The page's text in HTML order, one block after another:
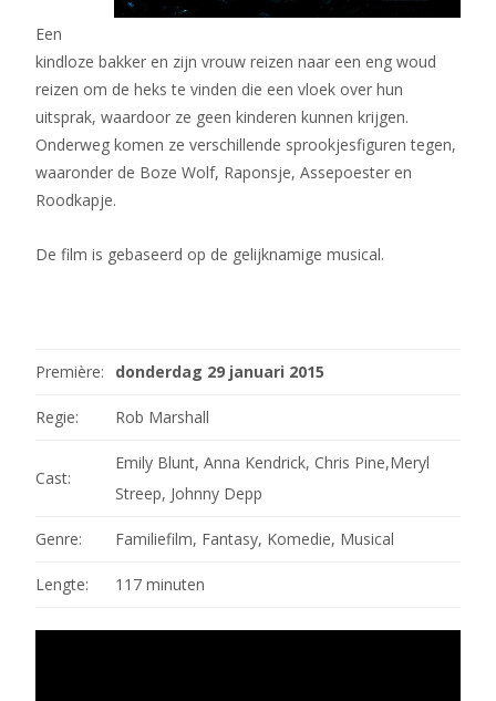
Een
kindloze bakker en zijn vrouw reizen naar een eng woud
reizen om de heks te vinden die een vloek over hun
uitsprak, waardoor ze geen kinderen kunnen krijgen.
Onderweg komen ze verschillende sprookjesfiguren tegen,
waaronder de Boze Wolf, Raponsje, Assepoester en
Roodkapje.
De film is gebaseerd op de gelijknamige musical.
Première: donderdag 29 januari 2015
Regie: Rob Marshall
Cast:
Emily Blunt, Anna Kendrick, Chris Pine,Meryl
Streep, Johnny Depp
Genre: Familiefilm, Fantasy, Komedie, Musical
Lengte: 117 minuten